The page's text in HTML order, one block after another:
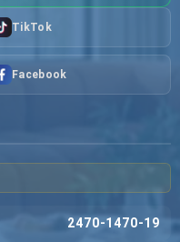
TikTok
Facebook
2470-1470-19